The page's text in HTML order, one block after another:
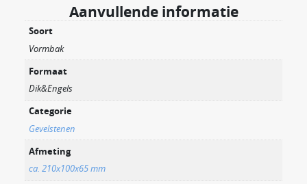
Aanvullende informatie
Soort
Vormbak
Formaat
Dik&Engels
Categorie
Gevelstenen
Afmeting
ca. 210x100x65 mm